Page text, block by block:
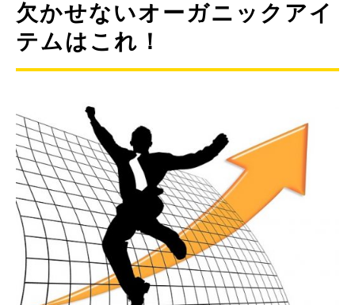
欠かせないオーガニックアイ
テムはこれ！